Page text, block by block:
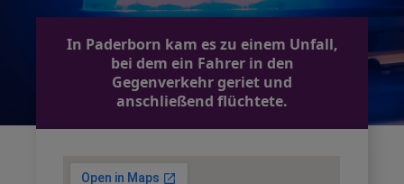
In Paderborn kam es zu einem Unfall,
bei dem ein Fahrer in den
Gegenverkehr geriet und
anschließend flüchtete.